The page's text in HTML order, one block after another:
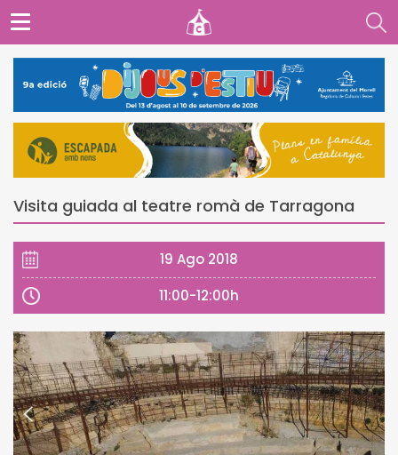
Visita guiada al teatre romà de Tarragona
19 Ago 2018
11:00-12:00h